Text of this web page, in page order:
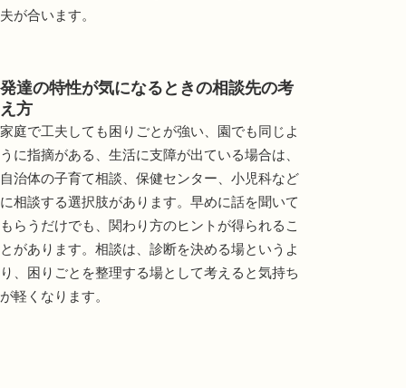
夫が合います。
発達の特性が気になるときの相談先の考
え方
家庭で工夫しても困りごとが強い、園でも同じよ
うに指摘がある、生活に支障が出ている場合は、
自治体の子育て相談、保健センター、小児科など
に相談する選択肢があります。早めに話を聞いて
もらうだけでも、関わり方のヒントが得られるこ
とがあります。相談は、診断を決める場というよ
り、困りごとを整理する場として考えると気持ち
が軽くなります。